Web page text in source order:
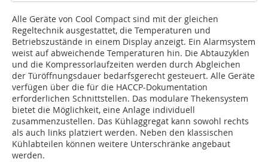
Alle Geräte von Cool Compact sind mit der gleichen
Regeltechnik ausgestattet, die Temperaturen und
Betriebszustände in einem Display anzeigt. Ein Alarmsystem
weist auf abweichende Temperaturen hin. Die Abtauzyklen
und die Kompressorlaufzeiten werden durch Abgleichen
der Türöffnungsdauer bedarfsgerecht gesteuert. Alle Geräte
verfügen über die für die HACCP-Dokumentation
erforderlichen Schnittstellen. Das modulare Thekensystem
bietet die Möglichkeit, eine Anlage individuell
zusammenzustellen. Das Kühlaggregat kann sowohl rechts
als auch links platziert werden. Neben den klassischen
Kühlabteilen können weitere Unterschränke angebaut
werden.